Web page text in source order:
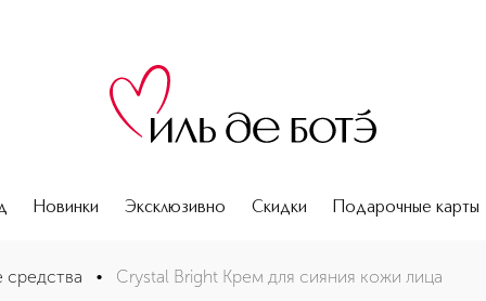
Новинки Эксклюзивно Скидки Подарочные карты
средства • Crystal Bright Крем для сияния кожи лица